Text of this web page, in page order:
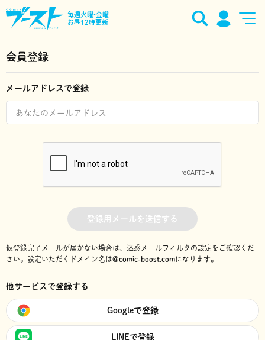
毎週火曜•金曜
お昼12時更新
会員登録
メールアドレスで登録
登録用メールを送信する
仮登録完了メールが届かない場合は、迷惑メールフィルタの設定をご確認くだ
さい。 設定いただくドメイン名は@comic-boost.comになります。
他サービスで登録する
Googleで登録
LINEで登録